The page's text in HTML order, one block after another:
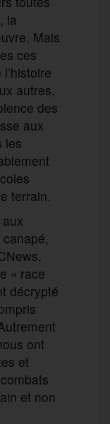
la
Mais
ces
autres,
des
aux
les
terrain.
« race
décrypté
ont
et
et non